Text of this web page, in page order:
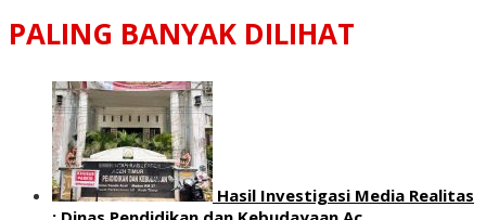
PALING BANYAK DILIHAT
Hasil Investigasi Media Realitas